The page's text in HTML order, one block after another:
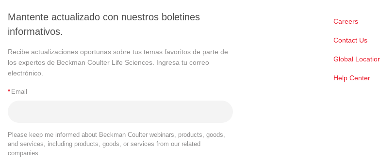
Mantente actualizado con nuestros boletines
informativos.
Recibe actualizaciones oportunas sobre tus temas favoritos de parte de
los expertos de Beckman Coulter Life Sciences. Ingresa tu correo
electrónico.
* Email
Please keep me informed about Beckman Coulter webinars, products, goods,
and services, including products, goods, or services from our related
companies.
Careers
Contact Us
Global
Help Center